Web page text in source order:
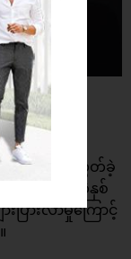
ာ ၎င်းရဲ့
မက်ကို လက်လွှတ်ခဲ့
ာ့ ပြီးခဲ့တဲ့နှစ်
ြားလာမှုကြောင့်